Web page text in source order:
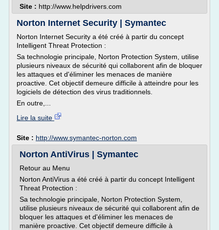
Site : http://www.helpdrivers.com
Norton Internet Security | Symantec
Norton Internet Security a été créé à partir du concept
Intelligent Threat Protection :
Sa technologie principale, Norton Protection System, utilise
plusieurs niveaux de sécurité qui collaborent afin de bloquer
les attaques et d'éliminer les menaces de manière
proactive. Cet objectif demeure difficile à atteindre pour les
logiciels de détection des virus traditionnels.
En outre,...
Lire la suite
Site : http://www.symantec-norton.com
Norton AntiVirus | Symantec
Retour au Menu
Norton AntiVirus a été créé à partir du concept Intelligent
Threat Protection :
Sa technologie principale, Norton Protection System,
utilise plusieurs niveaux de sécurité qui collaborent afin de
bloquer les attaques et d'éliminer les menaces de
manière proactive. Cet objectif demeure difficile à